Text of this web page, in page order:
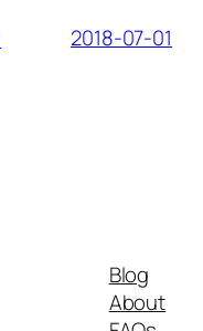
2018-07-01
Blog
About